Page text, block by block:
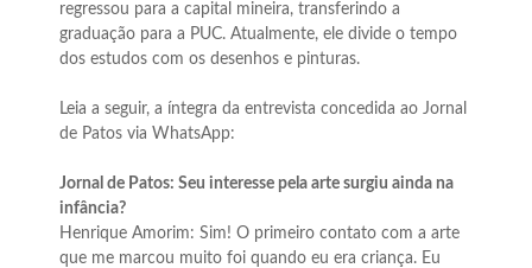
regressou para a capital mineira, transferindo a
graduação para a PUC. Atualmente, ele divide o tempo
dos estudos com os desenhos e pinturas.
Leia a seguir, a íntegra da entrevista concedida ao Jornal
de Patos via WhatsApp:
Jornal de Patos: Seu interesse pela arte surgiu ainda na
infância?
Henrique Amorim: Sim! O primeiro contato com a arte
que me marcou muito foi quando eu era criança. Eu